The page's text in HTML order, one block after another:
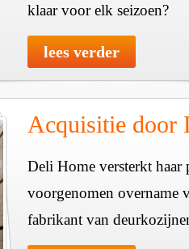
klaar voor elk seizoen?
lees verder
Acquisitie door
Deli Home versterkt haar
voorgenomen overname
fabrikant van